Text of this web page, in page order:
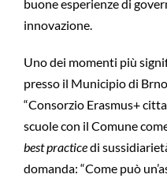
buone esperienze di
innovazione.
Uno dei momenti più
presso il Municipio di
“Consorzio Erasmus+
scuole con il Comune
best practicedi
domanda: “Come può